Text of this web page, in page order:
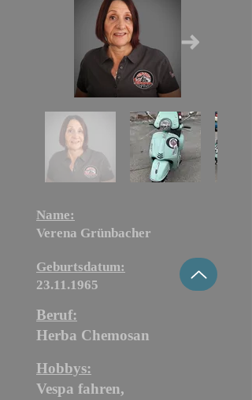
Name:
Verena Grünbacher
Geburtsdatum:
23.11.1965
Beruf:
Herba Chemosan
Hobbys:
Vespa fahren,